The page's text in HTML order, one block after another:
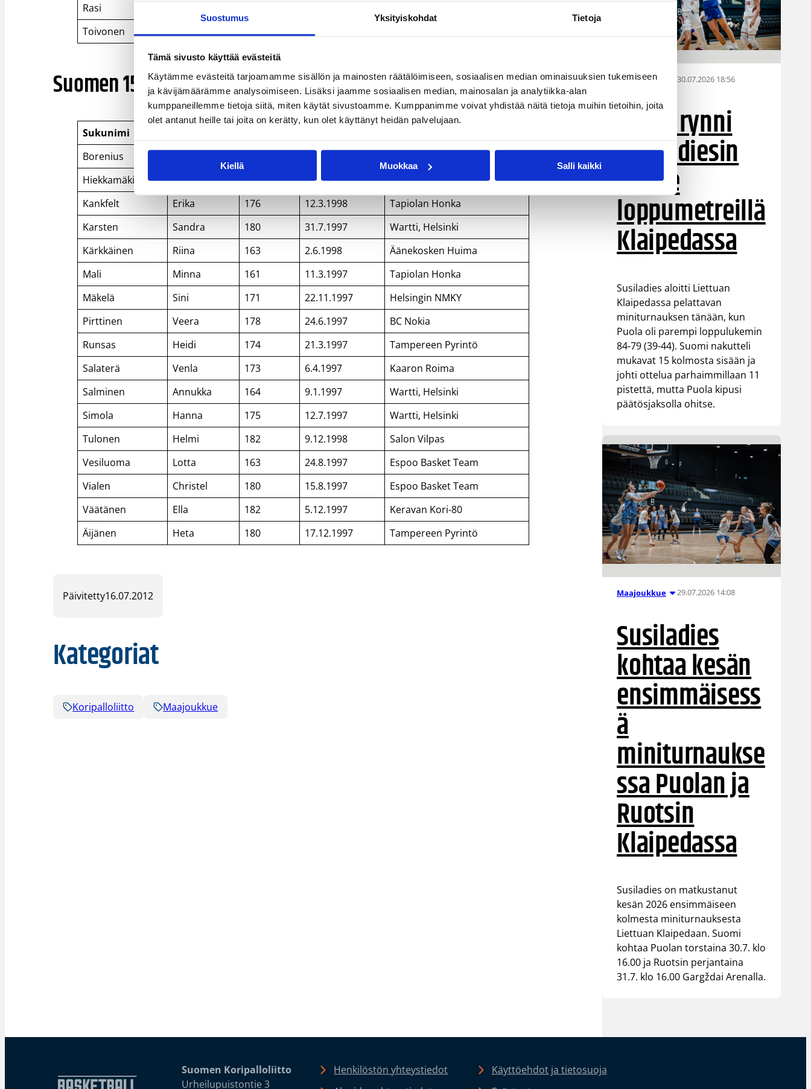
Suostumus Yksityiskohdat Tietoja
Tämä sivusto käyttää evästeitä
Käytämme evästeitä tarjoamamme sisällön ja mainosten räätälöimiseen, sosiaalisen median ominaisuuksien tukemiseen
ja kävijämäärämme analysoimiseen. Lisäksi jaamme sosiaalisen median, mainosalan ja analytiikka-alan
kumppaneillemme tietoja siitä, miten käytät sivustoamme. Kumppanimme voivat yhdistää näitä tietoja muihin tietoihin, joita
olet antanut heille tai joita on kerätty, kun olet käyttänyt heidän palvelujaan.
Kiellä Muokkaa Salli kaikki
Rasi
Toivonen
Matias 182 13.9.1997
Suomen 15-vuotiaat tytöt Baltiassa
Sukunimi
Borenius
Hiekkamäki
Maria 180 6.1.1997
BC Nokia
Kankfelt
Erika 176 12.3.1998
Tapiolan Honka
Karsten
Sandra 180 31.7.1997
Wartti, Helsinki
Kärkkäinen
Riina 163 2.6.1998
Äänekosken Huima
Mali
Minna 161 11.3.1997
Tapiolan Honka
Mäkelä
Sini 171 22.11.1997
Helsingin NMKY
Pirttinen
Veera 178 24.6.1997
BC Nokia
Runsas
Heidi 174 21.3.1997
Tampereen Pyrintö
Salaterä
Venla 173 6.4.1997
Kaaron Roima
Salminen
Annukka 164 9.1.1997
Wartti, Helsinki
Simola
Hanna 175 12.7.1997
Wartti, Helsinki
Tulonen
Helmi 182 9.12.1998
Salon Vilpas
Vesiluoma
Lotta 163 24.8.1997
Espoo Basket Team
Vialen
Christel 180 15.8.1997
Espoo Basket Team
Väätänen
Ella 182 5.12.1997
Keravan Kori-80
Äijänen
Heta 180 17.12.1997 Tampereen Pyrintö
Päivitetty16.07.2012
Kategoriat
Koripalloliitto Maajoukkue
Maajoukkue 30.07.2026 18:56
Puola rynni
Susiladiesin
ohitse
loppumetreillä
Klaipedassa
Susiladies aloitti Liettuan
Klaipedassa pelattavan
miniturnauksen tänään, kun
Puola oli parempi loppulukemin
84-79 (39-44). Suomi nakutteli
mukavat 15 kolmosta sisään ja
johti ottelua parhaimmillaan 11
pistettä, mutta Puola kipusi
päätösjaksolla ohitse.
Maajoukkue 29.07.2026 14:08
Susiladies
kohtaa kesän
ensimmäisess
ä
miniturnaukse
ssa Puolan ja
Ruotsin
Klaipedassa
Susiladies on matkustanut
kesän 2026 ensimmäiseen
kolmesta miniturnauksesta
Liettuan Klaipedaan. Suomi
kohtaa Puolan torstaina 30.7. klo
16.00 ja Ruotsin perjantaina
31.7. klo 16.00 Gargždai Arenalla.
Suomen Koripalloliitto
Urheilupuistontie 3
Henkilöstön yhteystiedot
Käyttöehdot ja tietosuoja